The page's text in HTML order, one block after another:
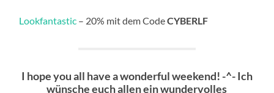
Lookfantastic – 20% mit dem CodeCYBERLF
I hope you all have a wonderful weekend! -^- Ich
wünsche euch allen ein wundervolles